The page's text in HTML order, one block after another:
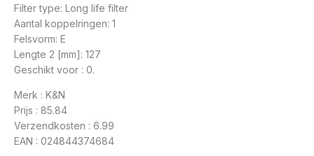
Filter type: Long life filter
Aantal koppelringen: 1
Felsvorm: E
Lengte 2 [mm]: 127
Geschikt voor : 0.
Merk : K&N
Prijs : 85.84
Verzendkosten : 6.99
EAN : 024844374684